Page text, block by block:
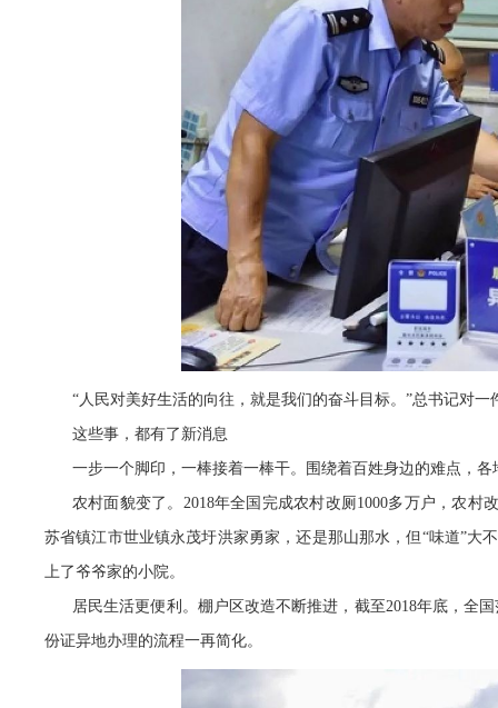
“人民对美好生活的向往，就是我们的奋斗目标。”总书记对
这些事，都有了新消息
一步一个脚印，一棒接着一棒干。围绕着百姓身边的难点，
农村面貌变了。2018年全国完成农村改厕1000多万户，农
苏省镇江市世业镇永茂圩洪家勇家，还是那山那水，但“味道”大
上了爷爷家的小院。
居民生活更便利。棚户区改造不断推进，截至2018年底，全
份证异地办理的流程一再简化。